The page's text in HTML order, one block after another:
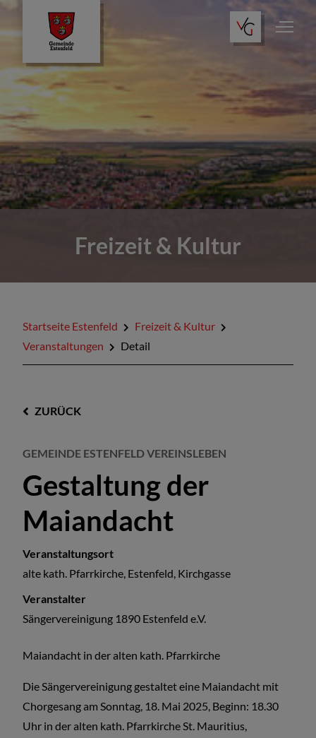
Freizeit & Kultur
Startseite Estenfeld
Freizeit & Kultur
Veranstaltungen
Detail
ZURÜCK
GEMEINDE ESTENFELD VEREINSLEBEN
Gestaltung der
Maiandacht
Maiandacht in der alten kath. Pfarrkirche
Die Sängervereinigung gestaltet eine Maiandacht mit
Chorgesang am Sonntag, 18. Mai 2025, Beginn: 18.30
Uhr in der alten kath. Pfarrkirche St. Mauritius,
Veranstaltungsort
alte kath. Pfarrkirche, Estenfeld, Kirchgasse
Veranstalter
Sängervereinigung 1890 Estenfeld e.V.